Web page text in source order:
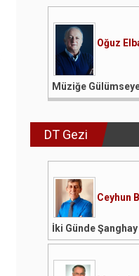
Oğuz
Müziğe
DT Gezi
Ceyhun
İki Günde Şanghay